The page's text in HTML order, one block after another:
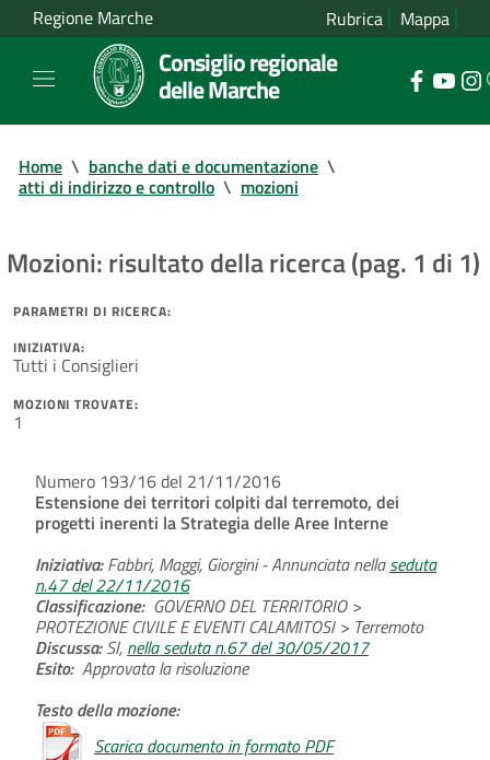
Regione Marche Rubrica Mappa
Consiglio regionale
delle Marche
Home \ banche dati e documentazione \
atti di indirizzo e controllo \ mozioni
Mozioni: risultato della ricerca (pag. 1 di 1)
PARAMETRI DI RICERCA:
INIZIATIVA:
Tutti i Consiglieri
MOZIONI TROVATE:
1
Numero 193/16 del 21/11/2016
Estensione dei territori colpiti dal terremoto, dei
progetti inerenti la Strategia delle Aree Interne
Iniziativa:Fabbri, Maggi, Giorgini - Annunciata nellaseduta
n.47 del 22/11/2016
Classificazione: GOVERNO DEL TERRITORIO >
PROTEZIONE CIVILE E EVENTI CALAMITOSI > Terremoto
Discussa:SI, nella seduta n.67 del 30/05/2017
Esito: Approvata la risoluzione
Testo della mozione:
Scarica documento in formato PDF